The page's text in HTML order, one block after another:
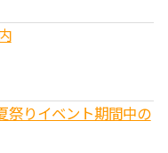
りイベント期間中の